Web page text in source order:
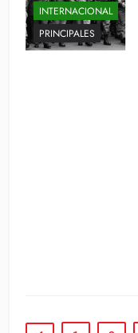
INTERNACIONAL
PRINCIPALES